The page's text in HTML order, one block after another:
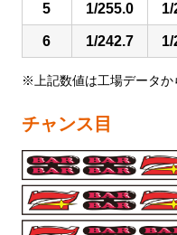
5 1/255.0 1/
6 1/242.7 1/
※上記数値は工場データか
チャンス目